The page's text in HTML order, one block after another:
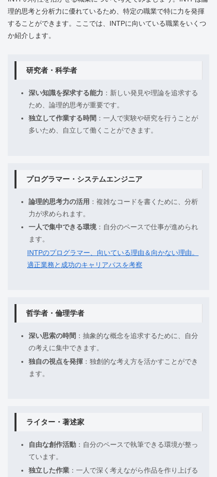
理的思考と分析力に優れているため、特定の職業で特に力を発揮
することができます。ここでは、INTPに向いている職業をいくつ
か紹介します。
研究者・科学者
深い知識を探求する能力 ：新しい発見や理論を追求する
ため、論理的思考が重要です。
独立して作業する時間 ：一人で実験や研究を行うことが
多いため、自立して働くことができます。
プログラマー・システムエンジニア
論理的思考力の活用 ：複雑なコードを書くために、分析
力が求められます。
一人で集中できる環境：自分のペースで仕事が進められ
ます。
INTPのプログラマー、向いている理由＆向かない理由。
適正業務と成功のキャリアパスを考察
哲学者・倫理学者
深い思索の時間 ：抽象的な概念を追求するために、自分
の考えに集中できます。
独自の視点を発揮：独創的な考え方を活かすことができ
ます。
ライター・著述家
自由な創作活動：自分のペースで執筆できる環境が整っ
ています。
独立した作業：一人で深く考えながら作品を作り上げる